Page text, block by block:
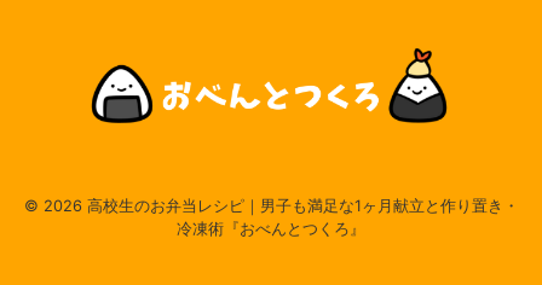
© 2026 高校生のお弁当レシピ｜男子も満足な1ヶ月献立と作り置き・
冷凍術『おべんとつくろ』